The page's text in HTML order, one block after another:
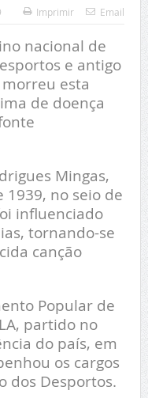
Imprimir Email
nacional de
e antigo
esta
de doença
Mingas,
1939, no seio de
influenciado
tornando-se
canção
Popular de
partido no
do país, em
os cargos
dos Desportos.